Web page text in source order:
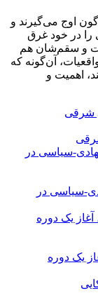
اوج می‌گیرند و
در خود غرق
و سقم‌شان هم
آن‌گونه که
اهمیت و
سیاسی در
یک دوره